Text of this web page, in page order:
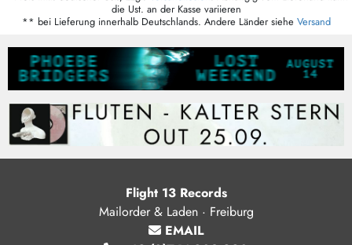
die Ust. an der Kasse variieren
** bei Lieferung innerhalb Deutschlands. Andere Länder siehe Versand
Flight 13 Records
Mailorder & Laden · Freiburg
EMAIL